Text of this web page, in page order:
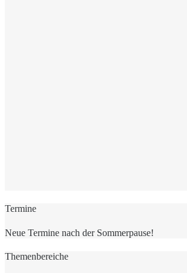
Termine
Neue Termine nach der Sommerpause!
Themenbereiche